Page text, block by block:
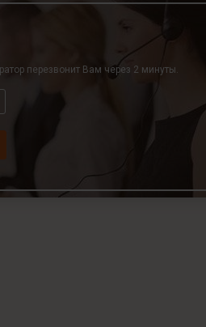
перезвонит Вам через 2 минуты.